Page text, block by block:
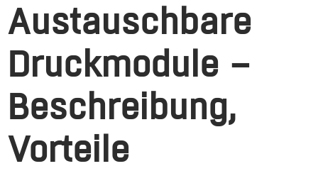
Austauschbare
Druckmodule –
Beschreibung,
Vorteile